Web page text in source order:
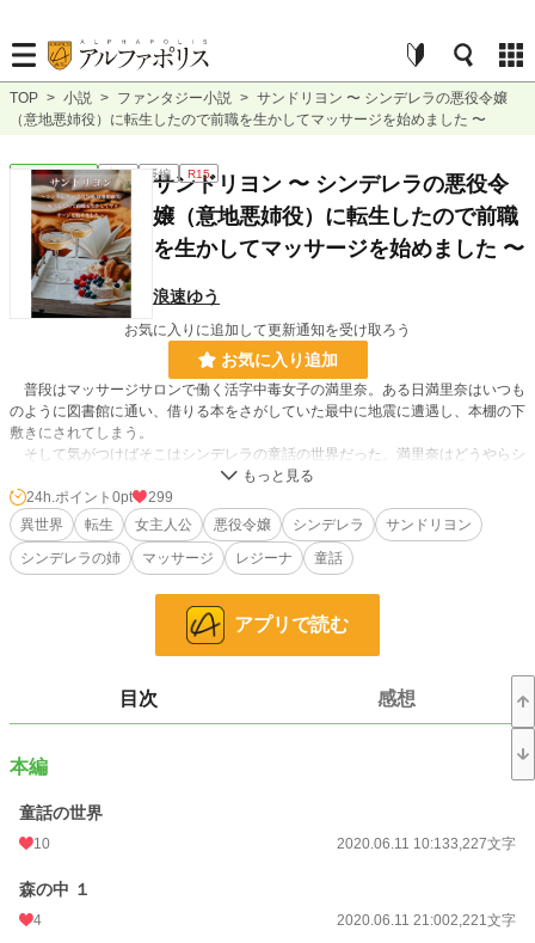
TOP > 小説 > ファンタジー小説 > サンドリヨン 〜 シンデレラの悪役令嬢
（意地悪姉役）に転生したので前職を生かしてマッサージを始めました 〜
ファンタジー 完結 長編 R15
サンドリヨン 〜 シンデレラの悪役令
嬢（意地悪姉役）に転生したので前職
を生かしてマッサージを始めました 〜
浪速ゆう
お気に入りに追加して更新通知を受け取ろう
お気に入り追加
普段はマッサージサロンで働く活字中毒女子の満里奈。ある日満里奈はいつも
のように図書館に通い、借りる本をさがしていた最中に地震に遭遇し、本棚の下
敷きにされてしまう。
そして気がつけばそこはシンデレラの童話の世界だった。満里奈はどうやらシ
ンデレラの二番目の悪姉（悪役令嬢）に転生していたーー。
※恋愛はゆっくり始まります。
※R15は念のため。
228,790 位 / 228,790 件
53,313 位 / 53,313 件
文字数
更新日時
初回公開日時
初回完結日時
週間ポイント
24h.ポイント 0pt
299
異世界
転生 女主人公 悪役令嬢 シンデレラ
サンドリヨン
シンデレラの姉
マッサージ レジーナ 童話
アプリで読む
目次 感想
本編
童話の世界
10 2020.06.11 10:133,227文字
森の中 １
4 2020.06.11 21:002,221文字